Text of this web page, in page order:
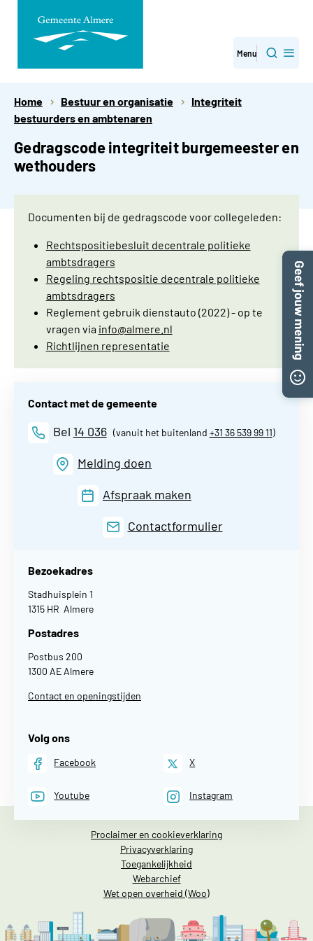
paginainhoud
Menu Zoeken
Home Bestuur en organisatie
Integriteit
bestuurders en ambtenaren
Gedragscode integriteit burgemeester en
wethouders
Documenten bij de gedragscode voor collegeleden:
Rechtspositiebesluit decentrale politieke
ambtsdragers
Regeling rechtspositie decentrale politieke
ambtsdragers
Reglement gebruik dienstauto (2022) - op te
vragen via info@almere.nl
Richtlijnen representatie
Contact met de gemeente
Bel 14 036(vanuit het buitenland +31 36 539 99 11)
Melding doen
Afspraak maken
Contactformulier
Bezoekadres
Stadhuisplein 1
1315 HR Almere
Postadres
Postbus 200
1300 AE Almere
Contact en openingstijden
Volg ons
Facebook X
Youtube Instagram
Proclaimer en cookieverklaring
Privacyverklaring
Toegankelijkheid
Webarchief
Wet open overheid (Woo)